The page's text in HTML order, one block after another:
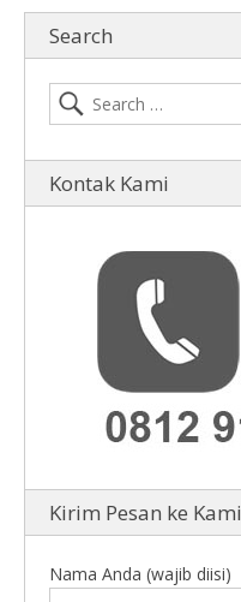
Search
Kontak Kami
Kirim Pesan ke Kami
Nama Anda (wajib diisi)